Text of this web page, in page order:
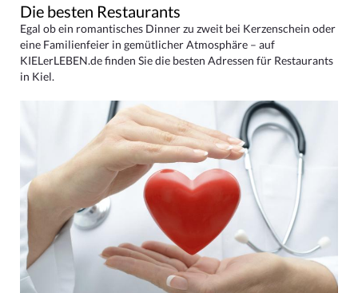
Die besten Restaurants
Egal ob ein romantisches Dinner zu zweit bei Kerzenschein oder
eine Familienfeier in gemütlicher Atmosphäre – auf
KIELerLEBEN.de finden Sie die besten Adressen für Restaurants
in Kiel.